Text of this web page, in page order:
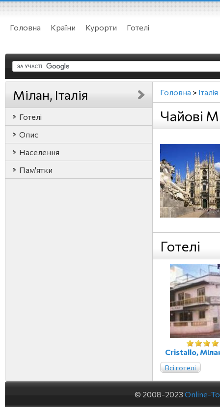
Головна Країни Курорти Готелі
Мілан, Італія
Готелі
Опис
Населення
Пам'ятки
Головна > Італія
Чайові
Готелі
Cristallo,
Всі готелі
© 2008-2023 Online-